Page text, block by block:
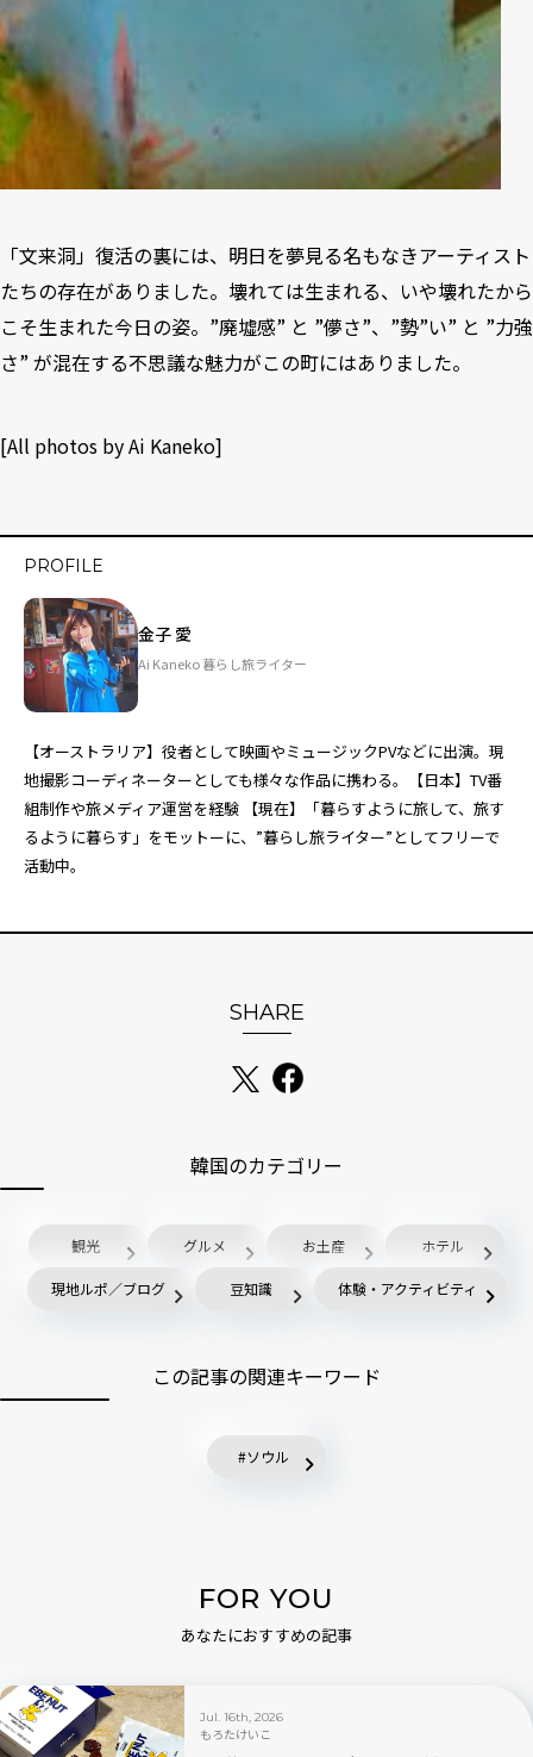
「文来洞」復活の裏には、明日を夢見る名もなきアーティスト
たちの存在がありました。壊れては生まれる、いや壊れたから
こそ生まれた今日の姿。”廃墟感” と ”儚さ”、”勢”い” と ”力強
さ” が混在する不思議な魅力がこの町にはありました。
[All photos by Ai Kaneko]
PROFILE
金子 愛
Ai Kaneko 暮らし旅ライター
【オーストラリア】役者として映画やミュージックPVなどに出演。現
地撮影コーディネーターとしても様々な作品に携わる。【日本】TV番
組制作や旅メディア運営を経験 【現在】「暮らすように旅して、旅す
るように暮らす」をモットーに、”暮らし旅ライター”としてフリーで
活動中。
SHARE
韓国のカテゴリー
観光 グルメ お土産 ホテル
現地ルポ／ブログ 豆知識 体験・アクティビティ
この記事の関連キーワード
ソウル
FOR YOU
あなたにおすすめの記事
Jul. 16th, 2026
もろたけいこ